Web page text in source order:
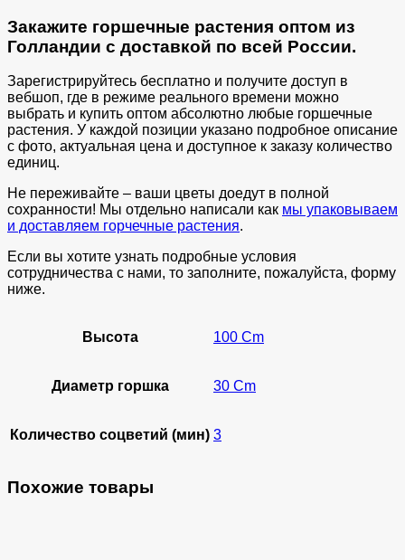
Закажите горшечные растения оптом из
Голландии с доставкой по всей России.
Зарегистрируйтесь бесплатно и получите доступ в
вебшоп, где в режиме реального времени можно
выбрать и купить оптом абсолютно любые горшечные
растения. У каждой позиции указано подробное описание
с фото, актуальная цена и доступное к заказу количество
единиц.
Не переживайте – ваши цветы доедут в полной
сохранности! Мы отдельно написали как мы упаковываем
и доставляем горчечные растения.
Если вы хотите узнать подробные условия
сотрудничества с нами, то заполните, пожалуйста, форму
ниже.
Высота 100 Cm
Диаметр горшка 30 Cm
Количество соцветий (мин) 3
Похожие товары